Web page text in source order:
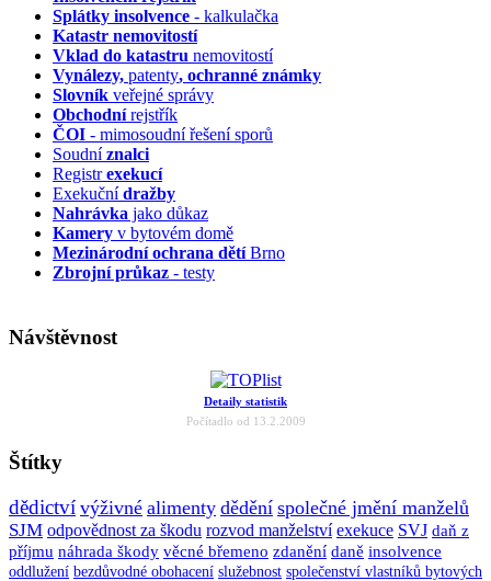
Splátky insolvence - kalkulačka
Katastr nemovitostí
Vklad do katastru nemovitostí
Vynálezy, patenty, ochranné známky
Slovník veřejné správy
Obchodnírejstřík
ČOI - mimosoudní řešení sporů
Soudníznalci
Registrexekucí
Exekučnídražby
Nahrávka jako důkaz
Kamery v bytovém domě
Mezinárodní ochrana dětíBrno
Zbrojní průkaz - testy
Návštěvnost
Detaily statistik
Počítadlo od 13.2.2009
Štítky
dědictví výživné alimenty dědění společné jmění manželů
SJM odpovědnost za škodu rozvod manželství exekuce SVJ daň z
příjmu náhrada škody věcné břemeno zdanění daně insolvence
oddlužení bezdůvodné obohacení služebnost společenství vlastníků bytových